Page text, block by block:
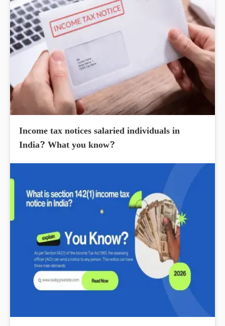
Income tax notices salaried individuals in
India? What you know?